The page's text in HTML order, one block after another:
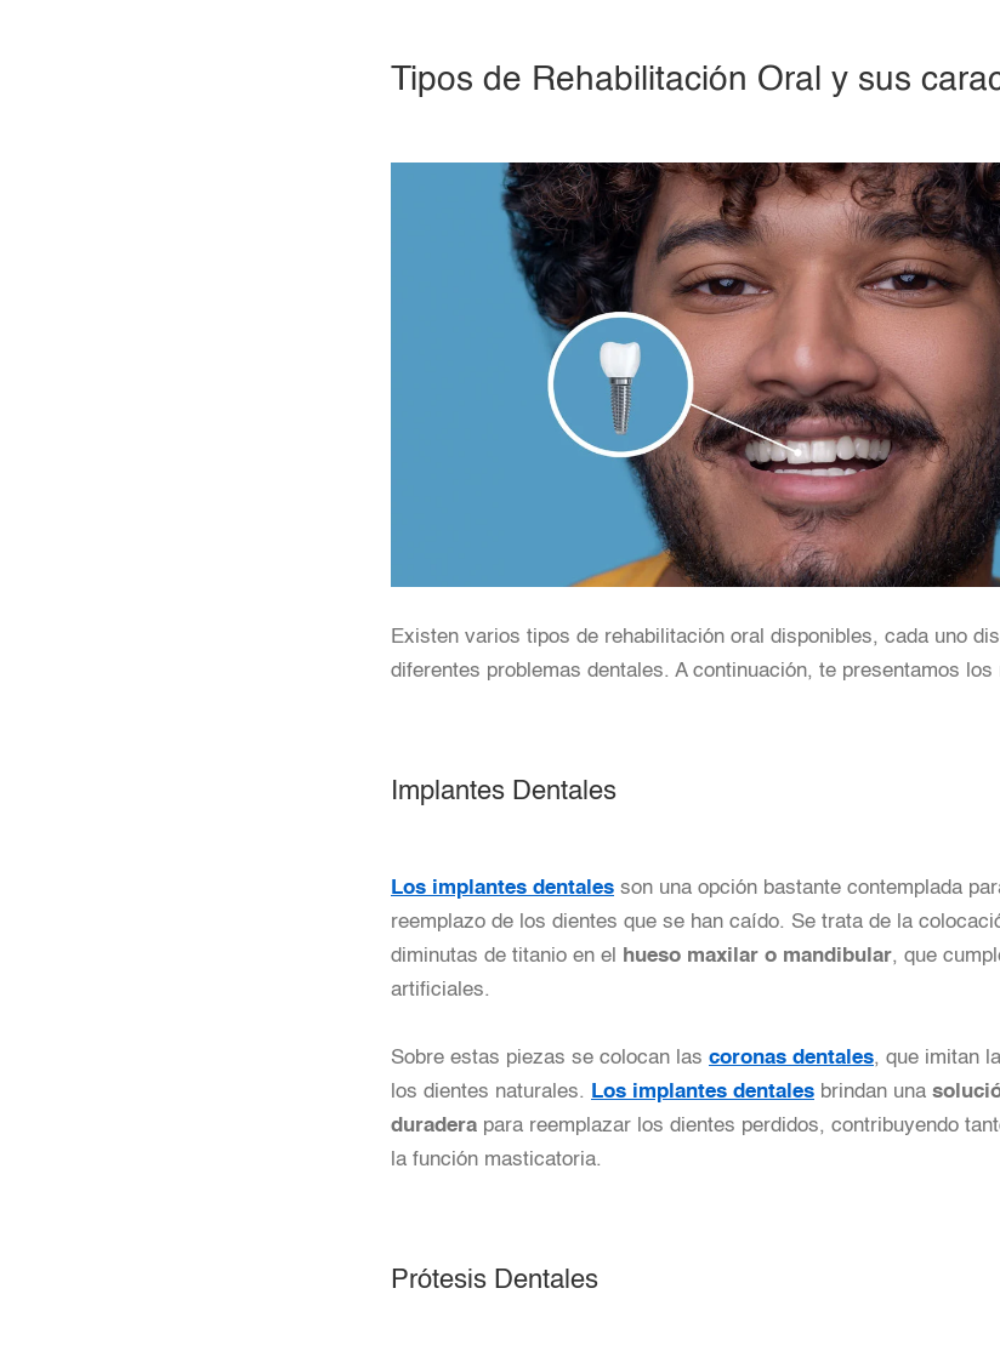
Tipos de Rehabilitación Oral y sus
Existen varios tipos de rehabilitación oral disponibles, cada uno
diferentes problemas dentales. A continuación, te presentamos los
Implantes Dentales
Los implantes dentales son una opción bastante contemplada
reemplazo de los dientes que se han caído. Se trata de la
diminutas de titanio en el
hueso maxilar o mandibular, que
artificiales.
Sobre estas piezas se colocan las coronas dentales, que imitan
los dientes naturales. Los implantes dentales brindan una
duradera para reemplazar los dientes perdidos, contribuyendo
la función masticatoria.
Prótesis Dentales